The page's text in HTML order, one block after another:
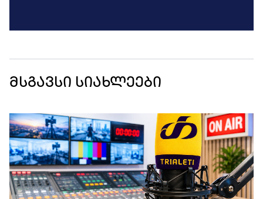
მსგავსი სიახლეები